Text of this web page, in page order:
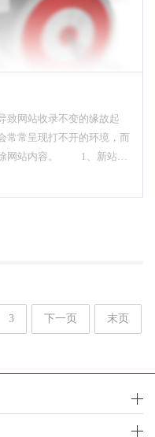
致网站收录不变的缘故起
常常呈现打不开的环境，而
除网站内容。 1、新站收
3 下一页 末页